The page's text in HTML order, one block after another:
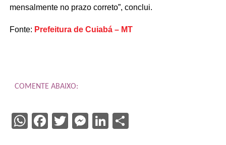
mensalmente no prazo correto”, conclui.
Fonte: Prefeitura de Cuiabá – MT
COMENTE ABAIXO:
WhatsApp
Facebook
Twitter
Messenger
LinkedIn
Share